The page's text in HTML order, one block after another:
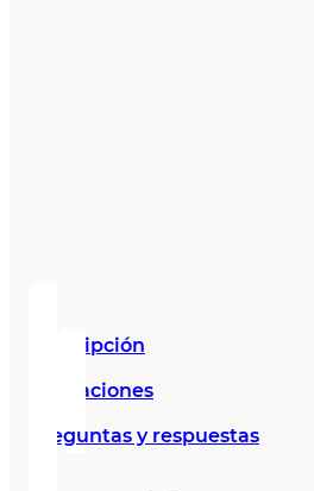
Descripción
Valoraciones
Preguntas y respuestas